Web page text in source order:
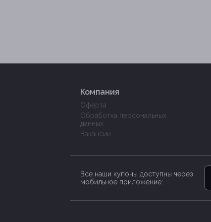
Компания
Оферта
Обработка персональных
данных
Вакансии
Все наши купоны доступны через
мобильное приложение: